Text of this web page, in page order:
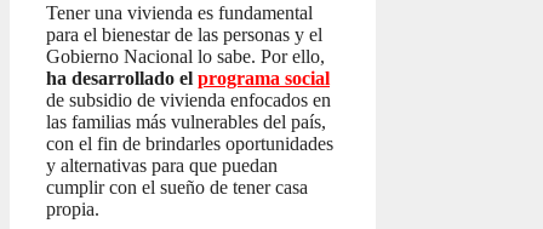
Tener una vivienda es fundamental
para el bienestar de las personas y el
Gobierno Nacional lo sabe. Por ello,
ha desarrollado el programa social
de subsidio de vivienda enfocados en
las familias más vulnerables del país,
con el fin de brindarles oportunidades
y alternativas para que puedan
cumplir con el sueño de tener casa
propia.